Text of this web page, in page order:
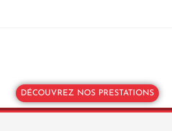
DÉCOUVREZ NOS PRESTATIONS